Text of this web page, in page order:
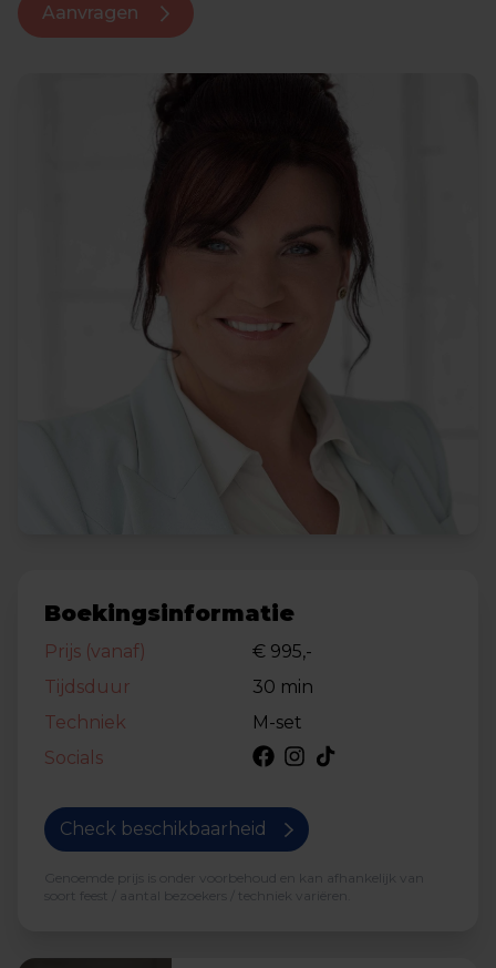
Aanvragen
Boekingsinformatie
Prijs (vanaf)
€ 995,-
Tijdsduur
30 min
Techniek
M-set
Socials
Check beschikbaarheid
Genoemde prijs is onder voorbehoud en kan afhankelijk van
soort feest / aantal bezoekers / techniek variëren.